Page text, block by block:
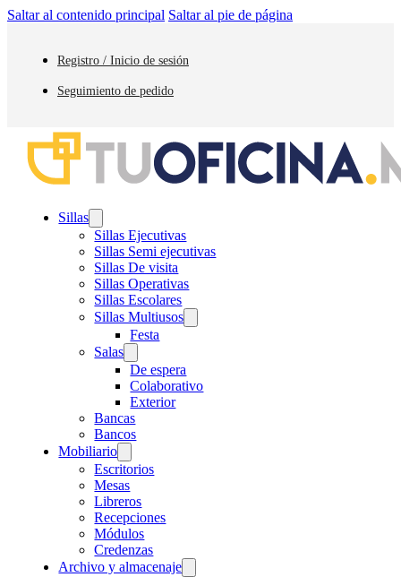
Saltar al contenido principal Saltar al pie de página
Registro / Inicio de sesión
Seguimiento de pedido
Sillas
Sillas Ejecutivas
Sillas Semi ejecutivas
Sillas De visita
Sillas Operativas
Sillas Escolares
Sillas Multiusos
Festa
Salas
De espera
Colaborativo
Exterior
Bancas
Bancos
Mobiliario
Escritorios
Mesas
Libreros
Recepciones
Módulos
Credenzas
Archivo y almacenaje